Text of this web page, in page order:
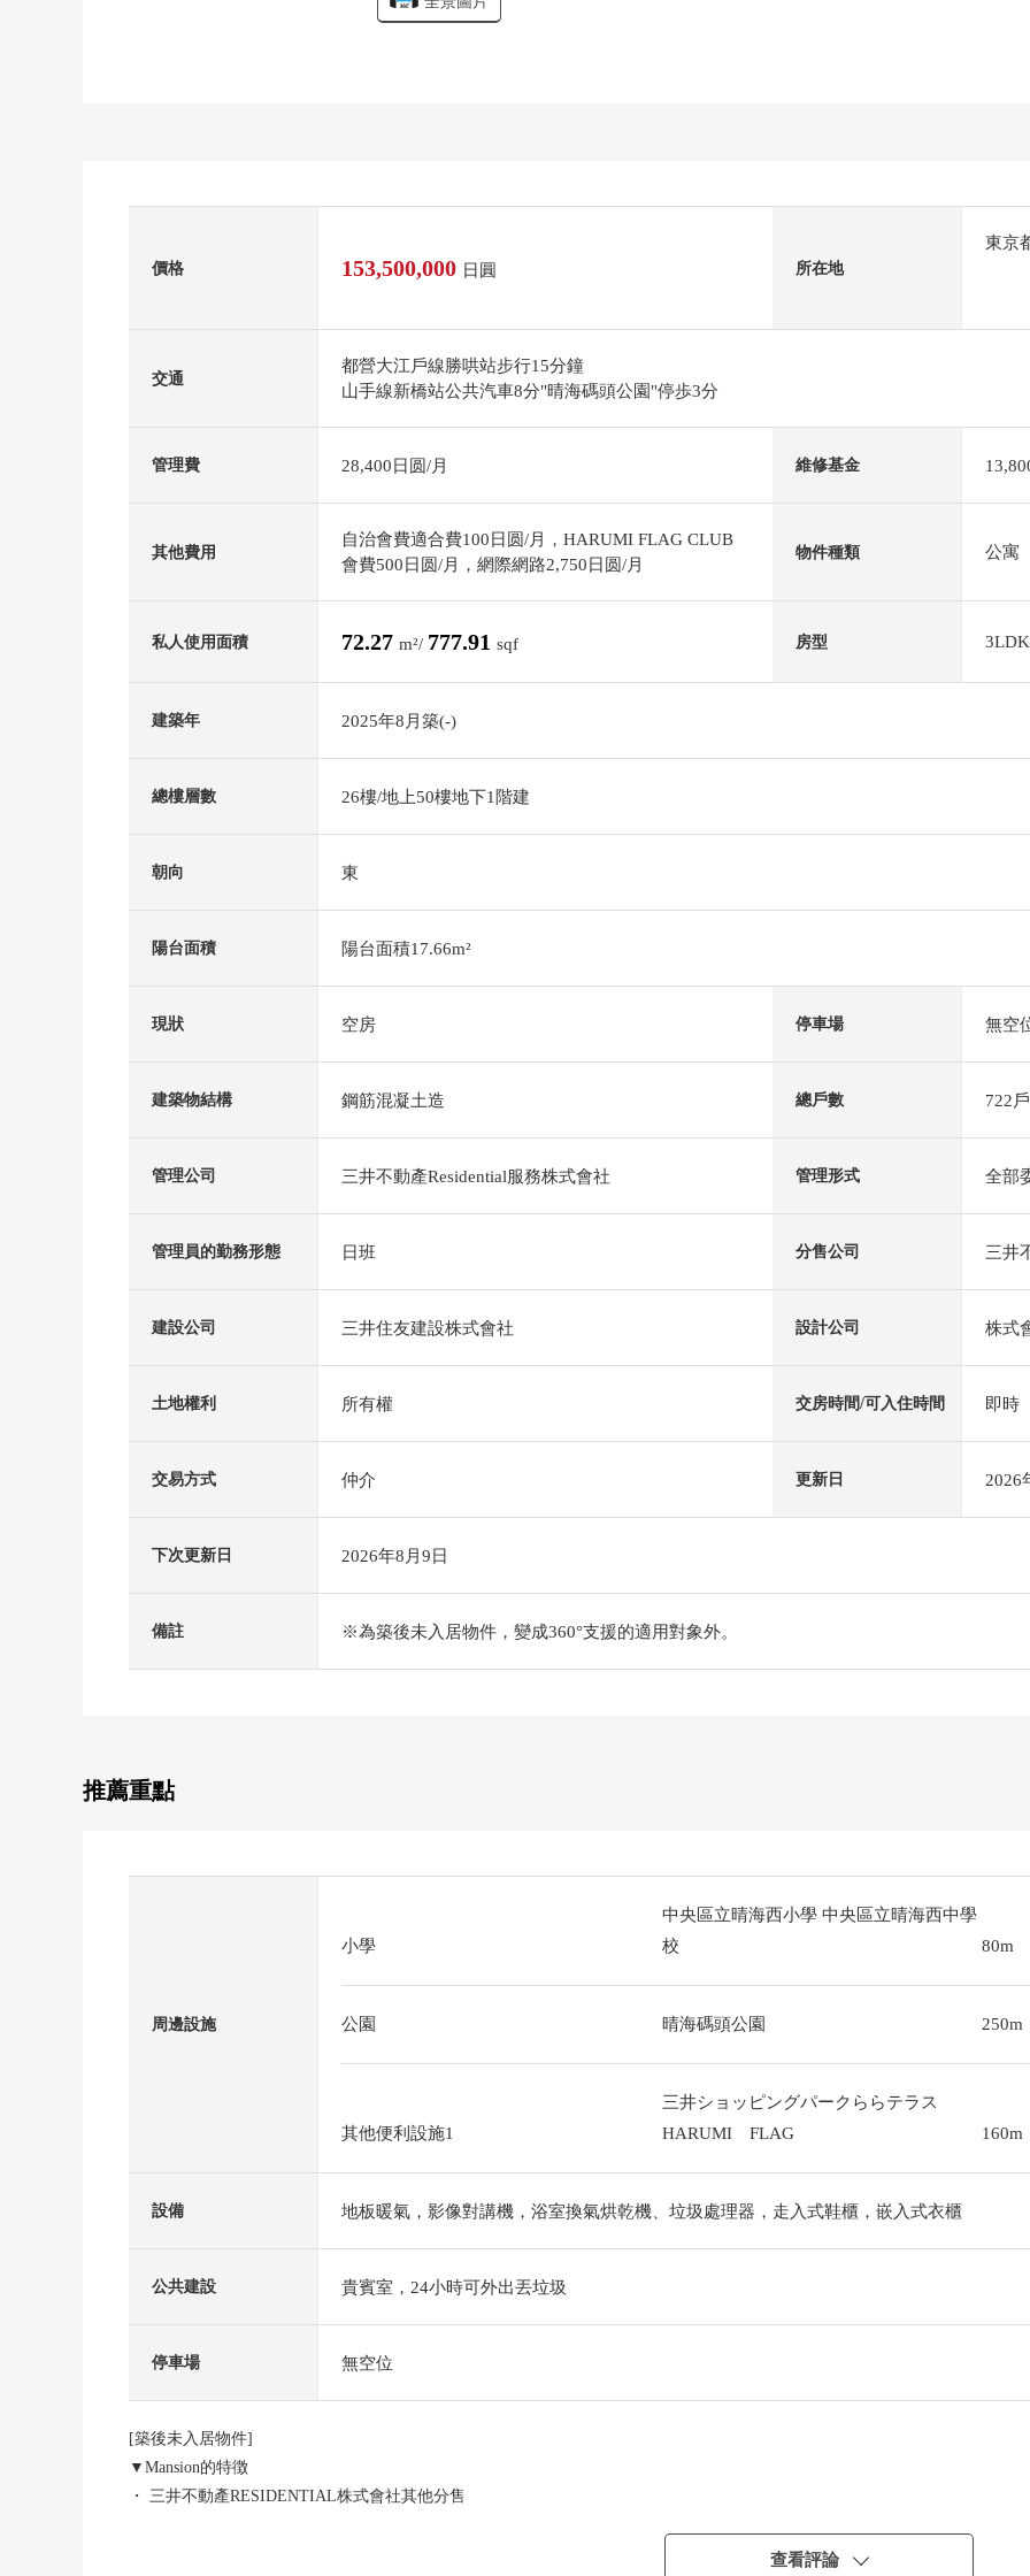
價格 153,500,000 日圓 所在地
東京
交通
都營大江戶線勝哄站步行15分鐘
山手線新橋站公共汽車8分"晴海碼頭公園"停歩3分
管理費 28,400日圆/月 維修基金
其他費用
自治會費適合費100日圆/月，HARUMI FLAG CLUB
會費500日圆/月，網際網路2,750日圆/月
物件種類 公寓
私人使用面積 72.27 m²/ 777.91 sqf 房型 3LDK
建築年 2025年8月築(-)
總樓層數 26樓/地上50樓地下1階建
朝向 東
陽台面積 陽台面積17.66m²
現狀 空房 停車場 無空
建築物結構 鋼筋混凝土造 總戶數 722戶
管理公司 三井不動產Residential服務株式會社 管理形式 全部
管理員的勤務形態 日班 分售公司 三井
建設公司 三井住友建設株式會社 設計公司 株式
土地權利 所有權 交房時間/可入住時間 即時
交易方式 仲介 更新日 2026
下次更新日 2026年8月9日
備註 ※為築後未入居物件，變成360°支援的適用對象外。
推薦重點
周邊設施
小學
中央區立晴海西小學 中央區立晴海西中學
校
80m
公園 晴海碼頭公園 250m
其他便利設施1
三井ショッピングパークららテラス
HARUMI FLAG
160m
設備 地板暖氣，影像對講機，浴室換氣烘乾機、垃圾處理器，走入式鞋櫃，嵌入式衣櫃
公共建設 貴賓室，24小時可外出丟垃圾
停車場 無空位
[築後未入居物件]
▼Mansion的特徴
・ 三井不動產RESIDENTIAL株式會社其他分售
查看評論